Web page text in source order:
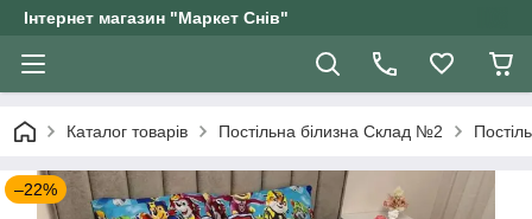
Інтернет магазин "Маркет Снів"
Каталог товарів Постільна білизна Склад №2
–22%